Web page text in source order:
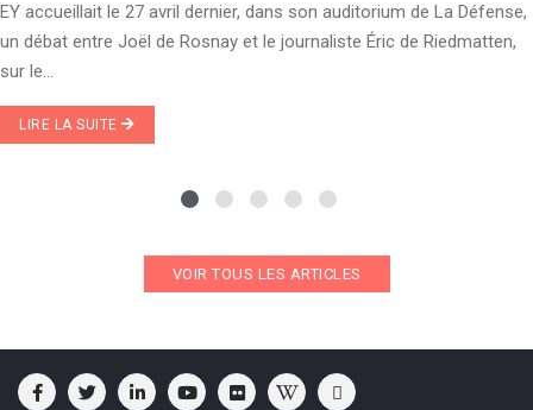
EY accueillait le 27 avril dernier, dans son auditorium de La Défense,
un débat entre Joël de Rosnay et le journaliste Éric de Riedmatten,
sur le...
LIRE LA SUITE
VOIR TOUS LES ARTICLES